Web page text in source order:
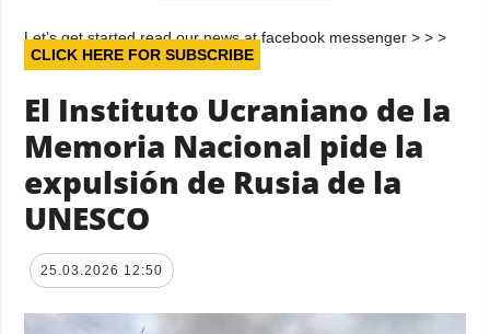
Let’s get started read our news at facebook messenger > > >
CLICK HERE FOR SUBSCRIBE
El Instituto Ucraniano de la
Memoria Nacional pide la
expulsión de Rusia de la
UNESCO
25.03.2026 12:50